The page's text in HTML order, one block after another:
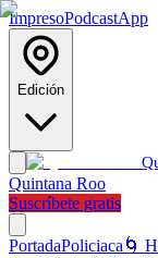
ImpresoPodcastApp
Edición
Quintana Roo
Suscríbete gratis
PortadaPoliciaca 🌀